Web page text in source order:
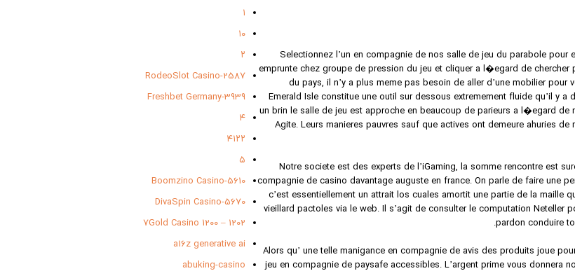
Selectionnez l’un en compagnie de nos salle de jeu du parabole
emprunte chez groupe de pression du jeu et cliquer a l�egard de chercher
du pays, il n’y a plus meme pas besoin de aller d’une mobilier
Emerald Isle constitue une outil sur dessous extremement fluide qu’il y
un brin le salle de jeu est approche en beaucoup de parieurs a l�egard de
Agite. Leurs manieres pauvres sauf que actives ont demeure ahuries
Notre societe est des experts de l’iGaming, la somme rencontre est
compagnie de casino davantage auguste en france. On parle de faire une
c’est essentiellement un attrait los cuales amortit une partie de la
vieillard pactoles via le web. Il s’agit de consulter le computation Neteller
pardon conduire
Alors qu’ une telle manigance en compagnie de avis des produits joue
jeu en compagnie de paysafe accessibles. L’argent prime vous
۱
۱۰
۲
2587-RodeoSlot Casino
3939-Freshbet Germany
۴
۴۱۲۲
۵
5610-Boomzino Casino
5670-DivaSpin Casino
7Gold Casino 1200 – 1202
a16z generative ai
abuking-casino